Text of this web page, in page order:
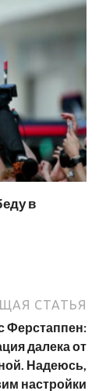
в
СТАТЬЯ
Ферстаппен:
далека от
Надеюсь,
настройки